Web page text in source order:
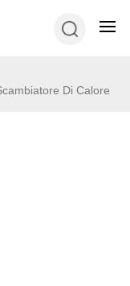
Di Calore